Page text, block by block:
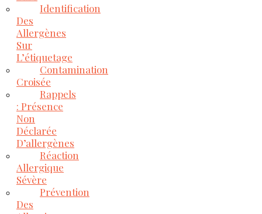
Identification
Des
Allergènes
Sur
L’étiquetage
Contamination
Croisée
Rappels
: Présence
Non
Déclarée
D’allergènes
Réaction
Allergique
Sévère
Prévention
Des